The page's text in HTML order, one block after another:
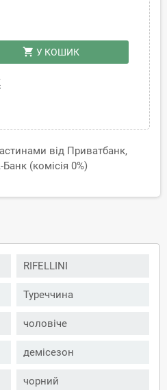
shopping_cart У КОШИК
від Приватбанк,
(комісія 0%)
RIFELLINI
Туреччина
чоловіче
демісезон
чорний